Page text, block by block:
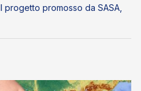
promosso da SASA,